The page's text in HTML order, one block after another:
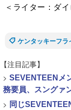
＜ライター：ダイ
ケンタッキーフラ
【注目記事】
> SEVENTEENメ
務要員、スングァ
> 同じ